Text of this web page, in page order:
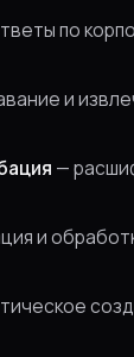
по
и
—
и